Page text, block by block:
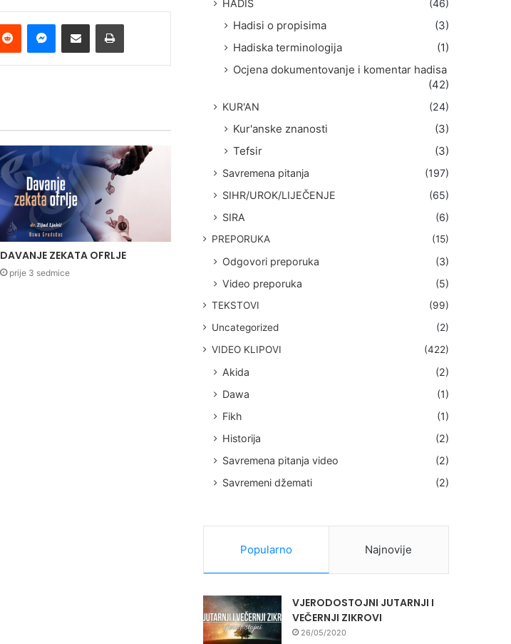
DAVANJE ZEKATA OFRLJE
prije 3 sedmice
HADIS (46)
Hadisi o propisima
(3)
Hadiska terminologija
(1)
Ocjena dokumentovanje i komentar hadisa
(42)
KUR'AN (24)
Kur'anske znanosti
(3)
Tefsir
(3)
Savremena pitanja
(197)
SIHR/UROK/LIJEČENJE
(65)
SIRA
(6)
PREPORUKA (15)
Odgovori preporuka
(3)
Video preporuka
(5)
TEKSTOVI
(99)
Uncategorized
(2)
VIDEO KLIPOVI
(422)
Akida
(2)
Dawa
(1)
Fikh
(1)
Historija
(2)
Savremena pitanja video
(2)
Savremeni džemati
(2)
Popularno Najnovije
VJERODOSTOJNI JUTARNJI I
VEČERNJI ZIKROVI
26/05/2020